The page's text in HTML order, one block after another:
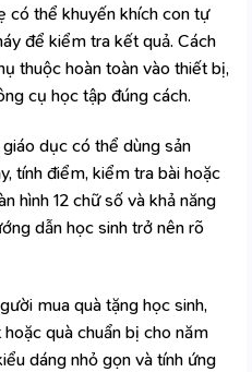
có thể khuyến khích con tự
để kiểm tra kết quả. Cách
thuộc hoàn toàn vào thiết bị,
cụ học tập đúng cách.
dục có thể dùng sản
tính điểm, kiểm tra bài hoặc
hình 12 chữ số và khả năng
dẫn học sinh trở nên rõ
mua quà tặng học sinh,
quà chuẩn bị cho năm
dáng nhỏ gọn và tính ứng